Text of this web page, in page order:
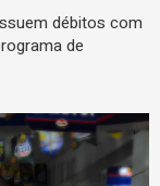
débitos com
de